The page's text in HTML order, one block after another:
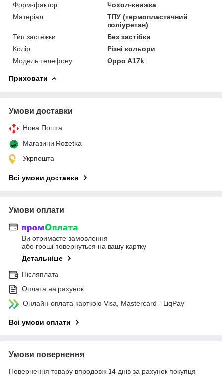
Форм-фактор
Чохол-книжка
Матеріал
ТПУ (термопластичний
поліуретан)
Тип застежки
Без застібки
Колір
Різні кольори
Модель телефону
Oppo A17k
Приховати
Умови доставки
Нова Пошта
Магазини Rozetka
Укрпошта
Всі умови доставки
Умови оплати
Ви отримаєте замовлення
або гроші повернуться на вашу картку
Детальніше
Післяплата
Оплата на рахунок
Онлайн-оплата карткою Visa, Mastercard - LiqPay
Всі умови оплати
Умови повернення
Повернення товару впродовж 14 днів за рахунок покупця